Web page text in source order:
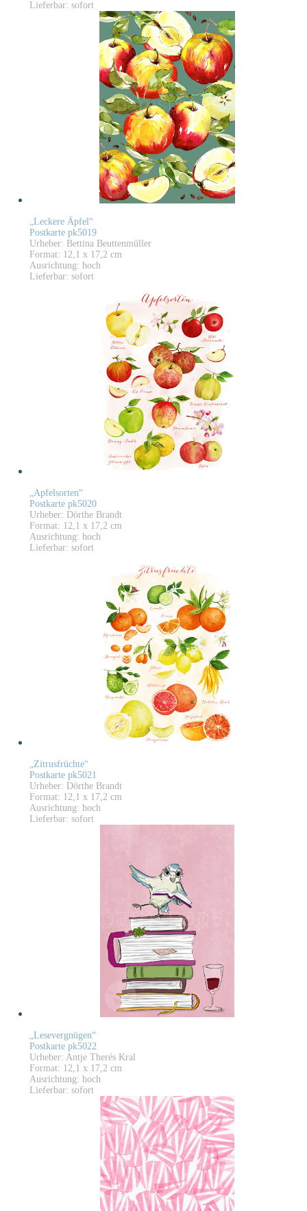
Lieferbar: sofort
„Leckere Äpfel“
Postkarte pk5019
Urheber: Bettina Beuttenmüller
Format: 12,1 x 17,2 cm
Ausrichtung: hoch
Lieferbar: sofort
„Apfelsorten“
Postkarte pk5020
Urheber: Dörthe Brandt
Format: 12,1 x 17,2 cm
Ausrichtung: hoch
Lieferbar: sofort
„Zitrusfrüchte“
Postkarte pk5021
Urheber: Dörthe Brandt
Format: 12,1 x 17,2 cm
Ausrichtung: hoch
Lieferbar: sofort
„Lesevergnügen“
Postkarte pk5022
Urheber: Antje Therés Kral
Format: 12,1 x 17,2 cm
Ausrichtung: hoch
Lieferbar: sofort